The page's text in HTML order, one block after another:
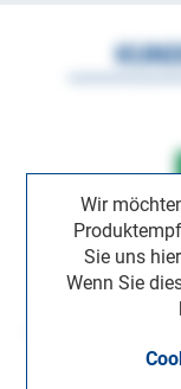
Wir
Sie uns
Wenn Sie